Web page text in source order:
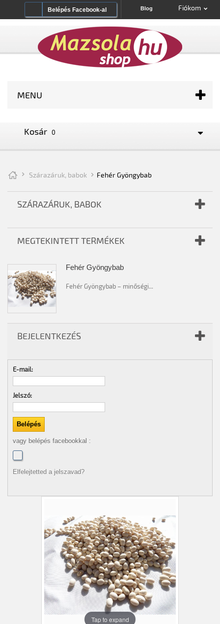
Fiókom
Blog
Belépés Facebook-al
MENU
Kosár 0
Szárazáruk, babok Fehér Gyöngybab
SZÁRAZÁRUK, BABOK
MEGTEKINTETT TERMÉKEK
Fehér Gyöngybab
Fehér Gyöngybab – minőségi...
BEJELENTKEZÉS
E-mail:
Jelszó:
vagy belépés facebookkal :
Elfelejtetted a jelszavad?
Tap to expand